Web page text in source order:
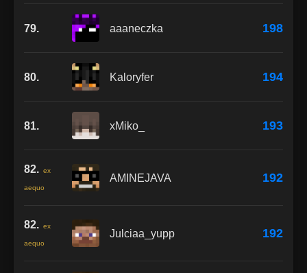
79. aaaneczka 198
80. Kaloryfer 194
81. xMiko_ 193
82. ex
aequo
AMINEJAVA 192
82. ex
aequo
Julciaa_yupp 192